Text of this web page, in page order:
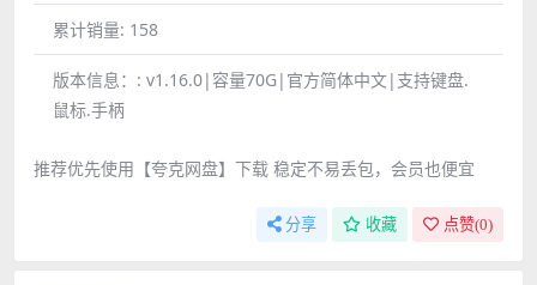
累计销量: 158
版本信息：: v1.16.0|容量70G|官方简体中文|支持键盘.
鼠标.手柄
推荐优先使用【夸克网盘】下载 稳定不易丢包，会员也便宜
分享 收藏 点赞(0)